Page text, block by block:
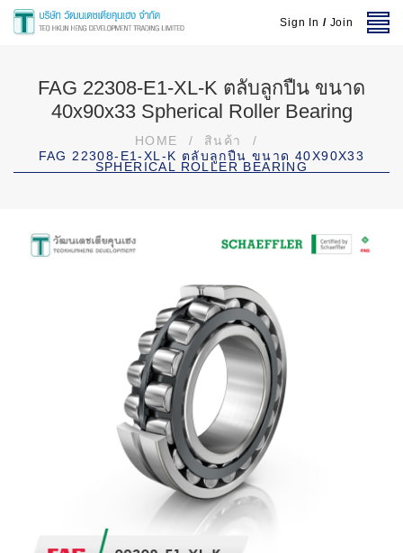
Sign In / Join
FAG 22308-E1-XL-K ตลับลูกปืน ขนาด
40x90x33 Spherical Roller Bearing
HOME / สินค้า
/
FAG 22308-E1-XL-K ตลับลูกปืน ขนาด 40X90X33
SPHERICAL ROLLER BEARING